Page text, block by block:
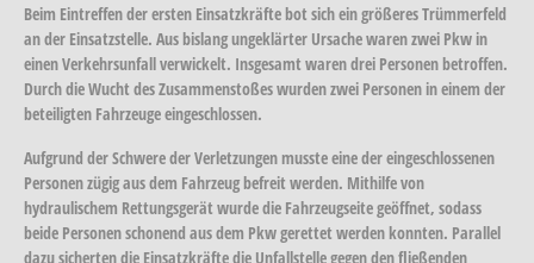
Beim Eintreffen der ersten Einsatzkräfte bot sich ein größeres Trümmerfeld
an der Einsatzstelle. Aus bislang ungeklärter Ursache waren zwei Pkw in
einen Verkehrsunfall verwickelt. Insgesamt waren drei Personen betroffen.
Durch die Wucht des Zusammenstoßes wurden zwei Personen in einem der
beteiligten Fahrzeuge eingeschlossen.
Aufgrund der Schwere der Verletzungen musste eine der eingeschlossenen
Personen zügig aus dem Fahrzeug befreit werden. Mithilfe von
hydraulischem Rettungsgerät wurde die Fahrzeugseite geöffnet, sodass
beide Personen schonend aus dem Pkw gerettet werden konnten. Parallel
dazu sicherten die Einsatzkräfte die Unfallstelle gegen den fließenden